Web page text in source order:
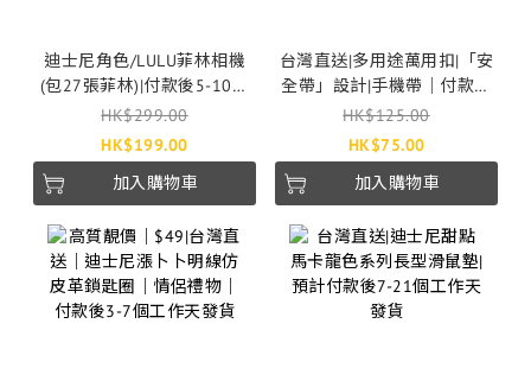
迪士尼角色/LULU菲林相機
(包27張菲林)|付款後5-10個
工作天發貨
HK$299.00
HK$199.00
加入購物車
台灣直送|多用途萬用扣|「安
全帶」設計|手機帶｜付款後
3-7個工作天發貨｜迪士尼
HK$125.00
HK$75.00
加入購物車